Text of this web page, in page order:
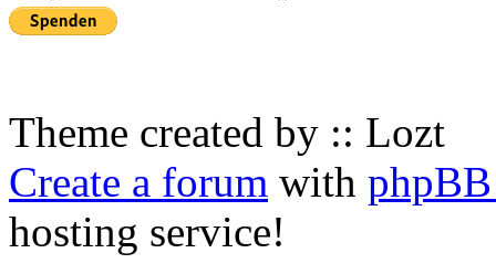
Theme created by :: Lozt
Create a forum with
hosting service!